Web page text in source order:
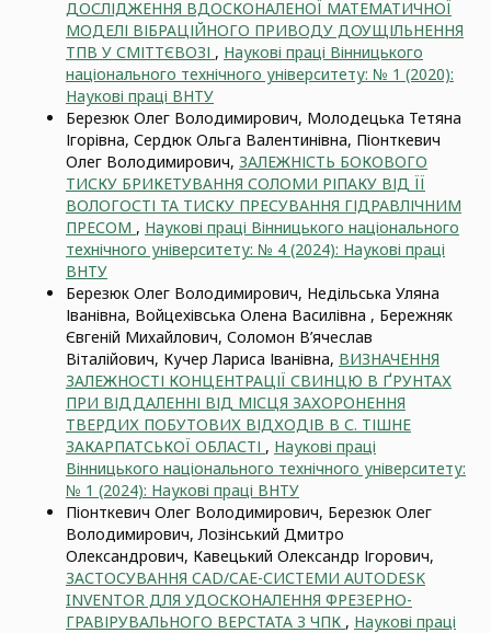
ДОСЛІДЖЕННЯ ВДОСКОНАЛЕНОЇ МАТЕМАТИЧНОЇ
МОДЕЛІ ВІБРАЦІЙНОГО ПРИВОДУ ДОУЩІЛЬНЕННЯ
ТПВ У СМІТТЄВОЗІ , Наукові праці Вінницького
національного технічного університету: № 1 (2020):
Наукові праці ВНТУ
Березюк Олег Володимирович, Молодецька Тетяна
Ігорівна, Сердюк Ольга Валентинівна, Піонткевич
Олег Володимирович, ЗАЛЕЖНІСТЬ БОКОВОГО
ТИСКУ БРИКЕТУВАННЯ СОЛОМИ РІПАКУ ВІД ЇЇ
ВОЛОГОСТІ ТА ТИСКУ ПРЕСУВАННЯ ГІДРАВЛІЧНИМ
ПРЕСОМ , Наукові праці Вінницького національного
технічного університету: № 4 (2024): Наукові праці
ВНТУ
Березюк Олег Володимирович, Недільська Уляна
Іванівна, Войцехівська Олена Василівна , Бережняк
Євгеній Михайлович, Соломон В’ячеслав
Віталійович, Кучер Лариса Іванівна, ВИЗНАЧЕННЯ
ЗАЛЕЖНОСТІ КОНЦЕНТРАЦІЇ СВИНЦЮ В ҐРУНТАХ
ПРИ ВІДДАЛЕННІ ВІД МІСЦЯ ЗАХОРОНЕННЯ
ТВЕРДИХ ПОБУТОВИХ ВІДХОДІВ В С. ТІШНЕ
ЗАКАРПАТСЬКОЇ ОБЛАСТІ , Наукові праці
Вінницького національного технічного університету:
№ 1 (2024): Наукові праці ВНТУ
Піонткевич Олег Володимирович, Березюк Олег
Володимирович, Лозінський Дмитро
Олександрович, Кавецький Олександр Ігорович,
ЗАСТОСУВАННЯ CAD/CAE-СИСТЕМИ AUTODESK
INVENTOR ДЛЯ УДОСКОНАЛЕННЯ ФРЕЗЕРНО-
ГРАВІРУВАЛЬНОГО ВЕРСТАТА З ЧПК , Наукові праці